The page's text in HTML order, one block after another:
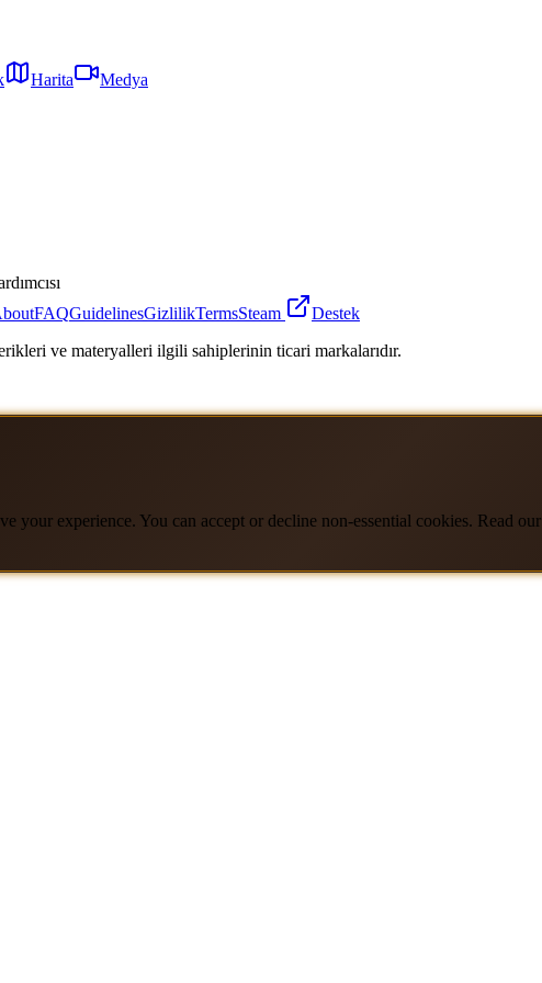
Harita Medya
FAQGuidelinesGizlilikTermsSteam
Destek
ve materyalleri ilgili sahiplerinin ticari markalarıdır.
your experience. You can accept or decline non-essential cookies. Read our